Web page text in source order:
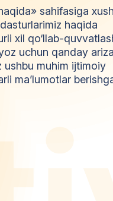
sahifasiga xush
haqida
xil qo‘llab-
uchun qanday ariza
ushbu muhim ijtimoiy
ma’lumotlar